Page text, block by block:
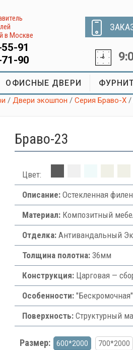
в Москве
91
90
ОФИСНЫЕ ДВЕРИ
/Двери экошпон /Серия Браво-X /
Браво-23
Цвет:
Описание:Остекленная
Материал:Композитный
Отделка:Антивандальный
Толщина полотна:36мм
Конструкция:Царговая —
Особенности:"Бескромочная"
Поверхность:Структурный
Размер: 600*2000 700*2000